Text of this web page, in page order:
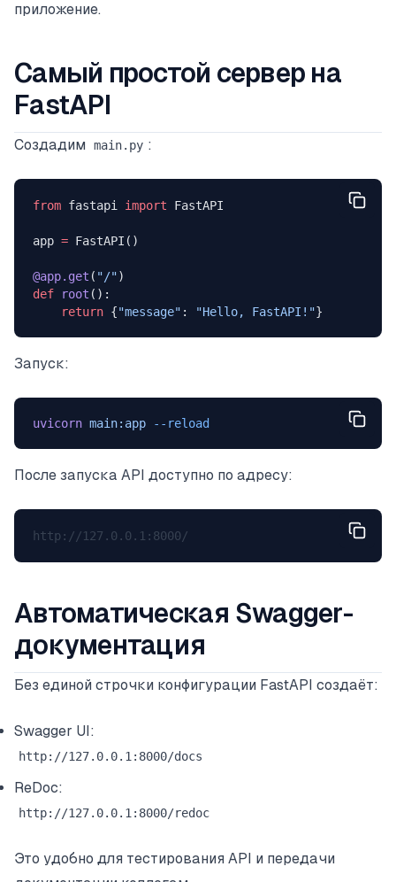
приложение.
Самый простой сервер на
FastAPI
Создадим main.py :
from fastapi import FastAPI
app = FastAPI()
@app.get ( "/")
def root ():
    return
{"message" : "Hello, FastAPI!"}
Запуск:
uvicorn main:app --reload
После запуска API доступно по адресу:
Автоматическая Swagger-
документация
Без единой строчки конфигурации FastAPI создаёт:
Swagger UI:
http://127.0.0.1:8000/docs
ReDoc:
http://127.0.0.1:8000/redoc
Это удобно для тестирования API и передачи